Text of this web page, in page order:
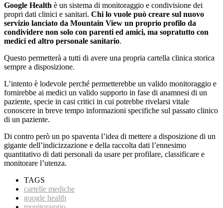
Google Health è un sistema di monitoraggio e condivisione dei
propri dati clinici e sanitari. Chi lo vuole può creare sul nuovo
servizio lanciato da Mountain View un proprio profilo da
condividere non solo con parenti ed amici, ma sopratutto con
medici ed altro personale sanitario.
Questo permetterà a tutti di avere una propria cartella clinica storica
sempre a disposizione.
L’intento è lodevole perché permetterebbe un valido monitoraggio e
fornirebbe ai medici un valido supporto in fase di anamnesi di un
paziente, specie in casi critici in cui potrebbe rivelarsi vitale
conoscere in breve tempo informazioni specifiche sul passato clinico
di un paziente.
Di contro però un po spaventa l’idea di mettere a disposizione di un
gigante dell’indicizzazione e della raccolta dati l’ennesimo
quantitativo di dati personali da usare per profilare, classificare e
monitorare l’utenza.
TAGS
cartelle mediche
google health